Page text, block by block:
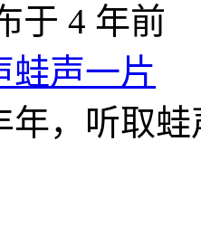
于 4 年前
蛙声一片
年，听取